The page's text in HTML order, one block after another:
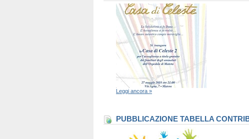
Leggi ancora »
PUBBLICAZIONE TABELLA